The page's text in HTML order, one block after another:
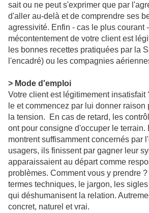
sait ou ne peut s'exprimer que par
d'aller au-delà et de comprendre ses
agressivité. Enfin - cas le plus courant
mécontentement de votre client est
les bonnes recettes pratiquées par la
l'encadré) ou les compagnies
> Mode d'emploi
Votre client est légitimement insatisfait
le et commencez par lui donner raison
la tension. En cas de retard, les
ont pour consigne d'occuper le terrain.
montrent suffisamment concernés par
usagers, ils finissent par gagner leur
apparaissaient au départ comme
problèmes. Comment vous y prendre
termes techniques, le jargon, les
qui déshumanisent la relation.
concret, naturel et vrai.